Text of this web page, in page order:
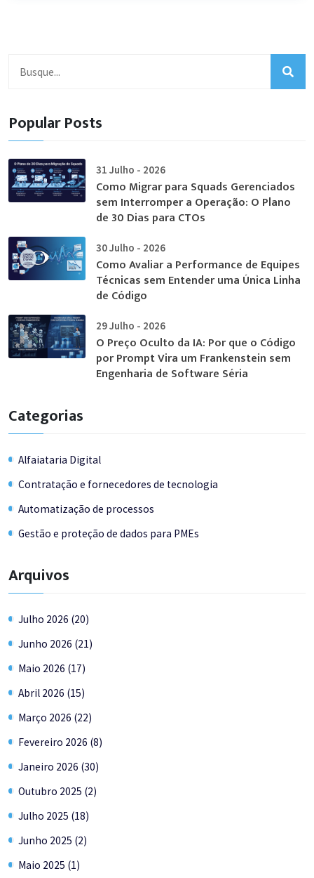
Popular Posts
31 Julho - 2026
Como Migrar para Squads Gerenciados
sem Interromper a Operação: O Plano
de 30 Dias para CTOs
30 Julho - 2026
Como Avaliar a Performance de Equipes
Técnicas sem Entender uma Única Linha
de Código
29 Julho - 2026
O Preço Oculto da IA: Por que o Código
por Prompt Vira um Frankenstein sem
Engenharia de Software Séria
Categorias
Alfaiataria Digital
Contratação e fornecedores de tecnologia
Automatização de processos
Gestão e proteção de dados para PMEs
Arquivos
Julho 2026 (20)
Junho 2026 (21)
Maio 2026 (17)
Abril 2026 (15)
Março 2026 (22)
Fevereiro 2026 (8)
Janeiro 2026 (30)
Outubro 2025 (2)
Julho 2025 (18)
Junho 2025 (2)
Maio 2025 (1)